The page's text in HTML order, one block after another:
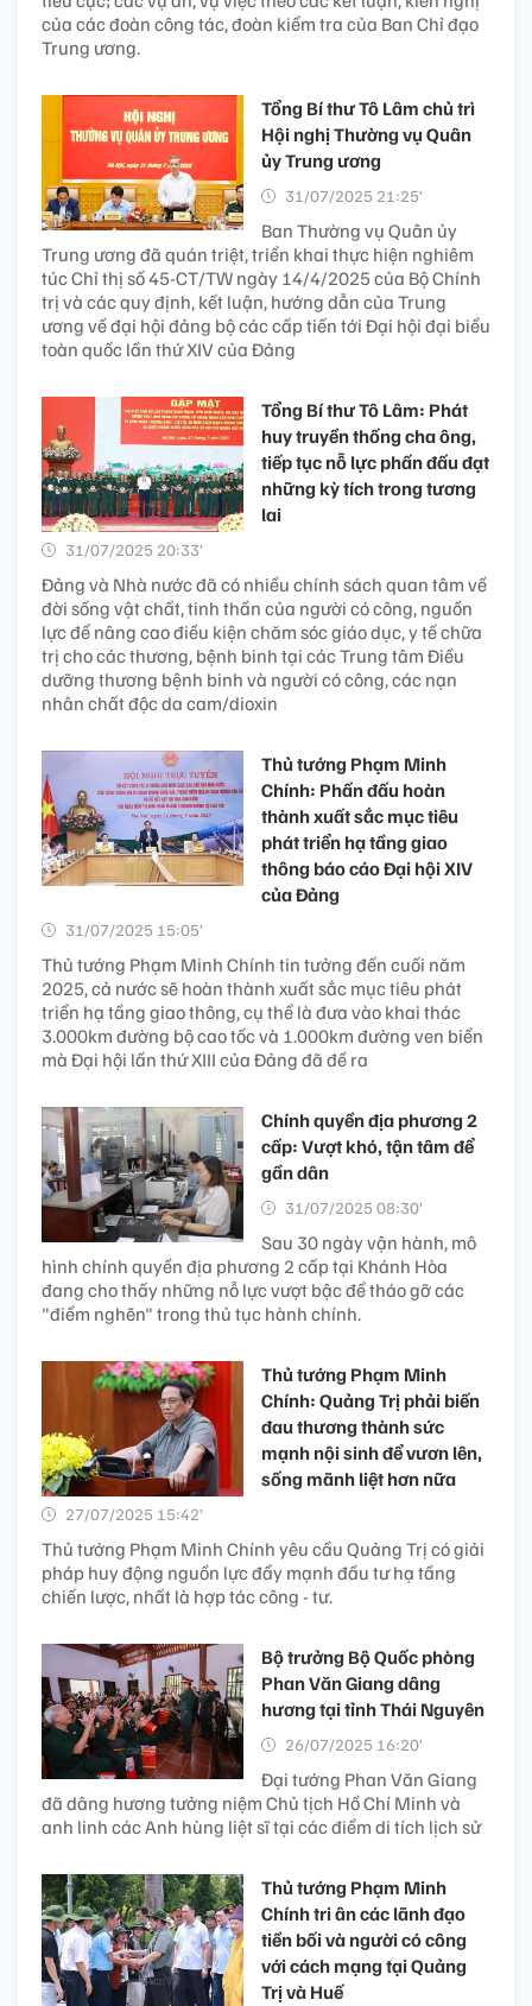
của các đoàn công tác, đoàn kiểm tra của Ban Chỉ đạo
Trung ương.
Tổng Bí thư Tô Lâm chủ trì
Hội nghị Thường vụ Quân
ủy Trung ương
31/07/2025 21:25’
Ban Thường vụ Quân ủy
Trung ương đã quán triệt, triển khai thực hiện nghiêm
túc Chỉ thị số 45-CT/TW ngày 14/4/2025 của Bộ Chính
trị và các quy định, kết luận, hướng dẫn của Trung
ương về đại hội đảng bộ các cấp tiến tới Đại hội đại biểu
toàn quốc lần thứ XIV của Đảng
Tổng Bí thư Tô Lâm: Phát
huy truyền thống cha ông,
tiếp tục nỗ lực phấn đấu đạt
những kỳ tích trong tương
lai
31/07/2025 20:33’
Đảng và Nhà nước đã có nhiều chính sách quan tâm về
đời sống vật chất, tinh thần của người có công, nguồn
lực để nâng cao điều kiện chăm sóc giáo dục, y tế chữa
trị cho các thương, bệnh binh tại các Trung tâm Điều
dưỡng thương bệnh binh và người có công, các nạn
nhân chất độc da cam/dioxin
Thủ tướng Phạm Minh
Chính: Phấn đấu hoàn
thành xuất sắc mục tiêu
phát triển hạ tầng giao
thông báo cáo Đại hội XIV
của Đảng
31/07/2025 15:05’
Thủ tướng Phạm Minh Chính tin tưởng đến cuối năm
2025, cả nước sẽ hoàn thành xuất sắc mục tiêu phát
triển hạ tầng giao thông, cụ thể là đưa vào khai thác
3.000km đường bộ cao tốc và 1.000km đường ven biển
mà Đại hội lần thứ XIII của Đảng đã đề ra
Chính quyền địa phương 2
cấp: Vượt khó, tận tâm để
gần dân
31/07/2025 08:30’
Sau 30 ngày vận hành, mô
hình chính quyền địa phương 2 cấp tại Khánh Hòa
đang cho thấy những nỗ lực vượt bậc để tháo gỡ các
"điểm nghẽn" trong thủ tục hành chính.
Thủ tướng Phạm Minh
Chính: Quảng Trị phải biến
đau thương thành sức
mạnh nội sinh để vươn lên,
sống mãnh liệt hơn nữa
27/07/2025 15:42’
Thủ tướng Phạm Minh Chính yêu cầu Quảng Trị có giải
pháp huy động nguồn lực đẩy mạnh đầu tư hạ tầng
chiến lược, nhất là hợp tác công - tư.
Bộ trưởng Bộ Quốc phòng
Phan Văn Giang dâng
hương tại tỉnh Thái Nguyên
26/07/2025 16:20’
Đại tướng Phan Văn Giang
đã dâng hương tưởng niệm Chủ tịch Hồ Chí Minh và
anh linh các Anh hùng liệt sĩ tại các điểm di tích lịch sử
Thủ tướng Phạm Minh
Chính tri ân các lãnh đạo
tiền bối và người có công
với cách mạng tại Quảng
Trị và Huế